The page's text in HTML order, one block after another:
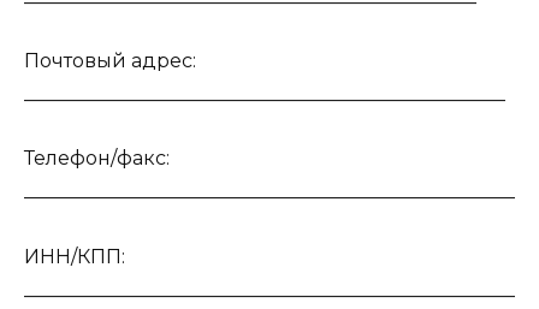
Почтовый адрес:
Телефон/факс:
ИНН/КПП: